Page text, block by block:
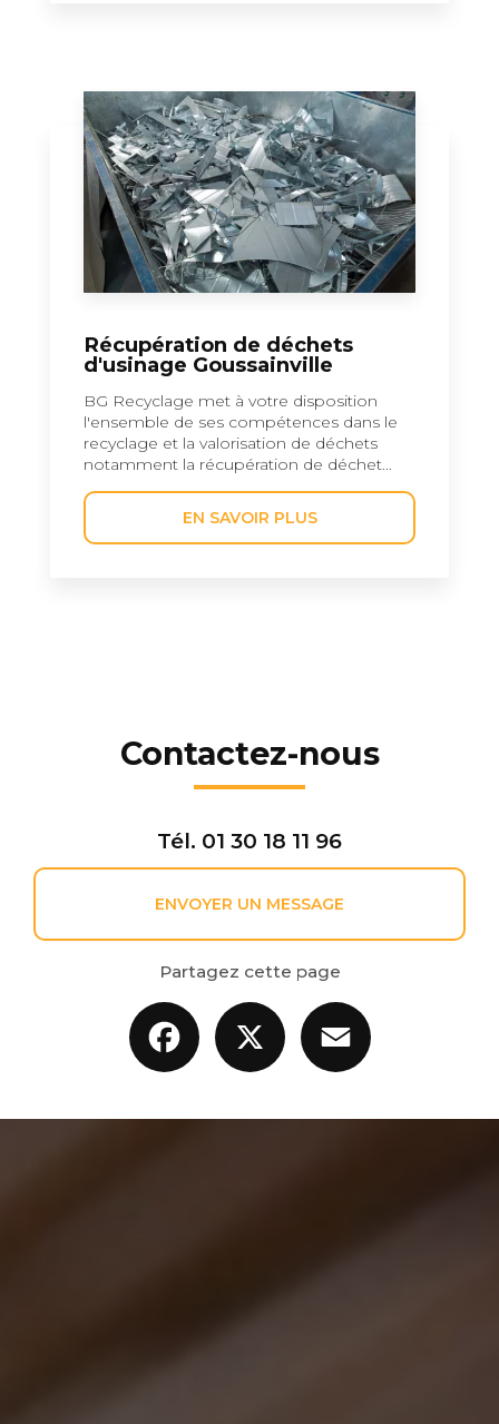
Récupération de déchets
d'usinage Goussainville
BG Recyclage met à votre disposition
l'ensemble de ses compétences dans le
recyclage et la valorisation de déchets
notamment la récupération de déchet...
EN SAVOIR PLUS
Contactez-nous
Tél. 01 30 18 11 96
ENVOYER UN MESSAGE
Partagez cette page
Facebook